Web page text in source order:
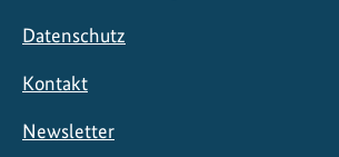
Datenschutz
Kontakt
Newsletter